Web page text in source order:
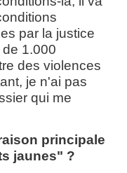
par la justice
1.000
des violences
je n'ai pas
qui me
principale
jaunes" ?